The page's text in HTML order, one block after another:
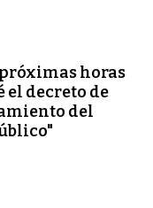
horas
decreto de
del